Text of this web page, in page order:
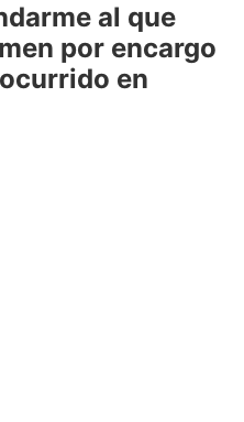
al que
por encargo
en